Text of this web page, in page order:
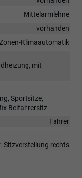
Mittelarmlehne
vorhanden
Klimaautomatik
mit
Sportsitze,
Beifahrersitz
Fahrer
Sitzverstellung rechts